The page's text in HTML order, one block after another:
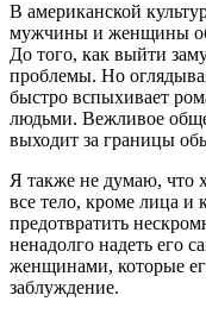
В американской
мужчины и женщины
До того, как выйти
проблемы. Но
быстро вспыхивает
людьми. Вежливое
выходит за границы
Я также не думаю, что
все тело, кроме лица и
предотвратить
ненадолго надеть его
женщинами, которые
заблуждение.